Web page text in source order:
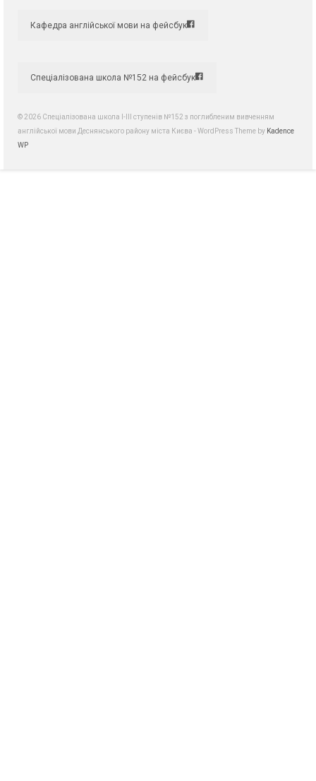
Кафедра англійської мови на фейсбук
Спеціалізована школа №152 на фейсбук
© 2026 Спеціалізована школа І-ІІІ ступенів №152 з поглибленим вивченням
англійської мови Деснянського району міста Києва - WordPress Theme by Kadence
WP